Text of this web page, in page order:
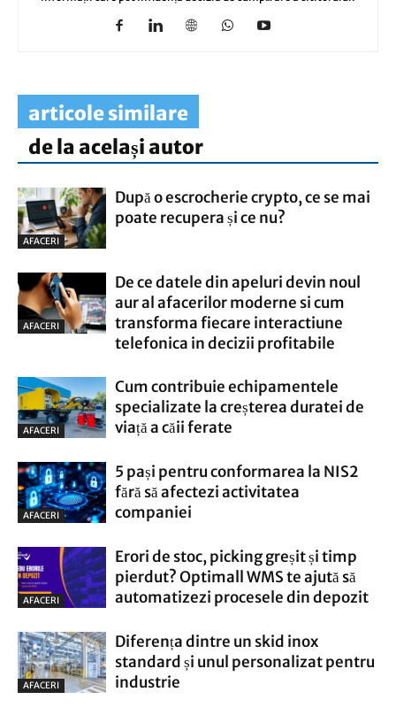
articole similare
de la același autor
AFACERI
După o escrocherie crypto, ce se mai
poate recupera și ce nu?
AFACERI
De ce datele din apeluri devin noul
aur al afacerilor moderne si cum
transforma fiecare interactiune
telefonica in decizii profitabile
AFACERI
Cum contribuie echipamentele
specializate la creșterea duratei de
viață a căii ferate
AFACERI
5 pași pentru conformarea la NIS2
fără să afectezi activitatea
companiei
AFACERI
Erori de stoc, picking greșit și timp
pierdut? Optimall WMS te ajută să
automatizezi procesele din depozit
AFACERI
Diferența dintre un skid inox
standard și unul personalizat pentru
industrie